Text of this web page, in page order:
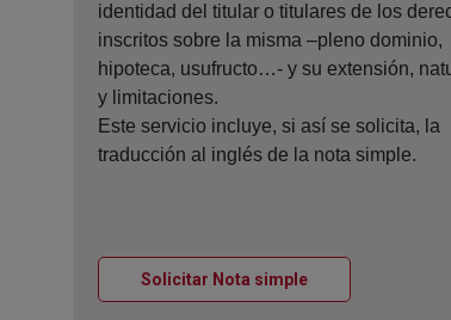
identidad del titular o titulares de los
inscritos sobre la misma –pleno dominio,
hipoteca, usufructo…- y su extensión,
y limitaciones.
Este servicio incluye, si así se solicita, la
traducción al inglés de la nota simple.
Solicitar Nota simpleVentana nueva